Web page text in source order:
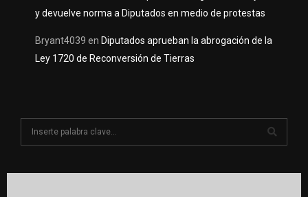
y devuelve norma a Diputados en medio de protestas
Bryant4039 en Diputados aprueban la abrogación de la
Ley 1720 de Reconversión de Tierras